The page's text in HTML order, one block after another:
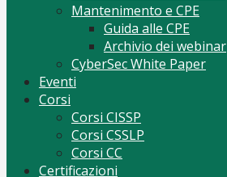
Mantenimento e CPE
Guida alle CPE
Archivio dei webinar
CyberSec White Paper
Eventi
Corsi
Corsi CISSP
Corsi CSSLP
Corsi CC
Certificazioni